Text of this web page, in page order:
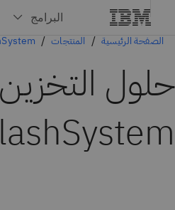
الصفحة الرئيسية المنتجات